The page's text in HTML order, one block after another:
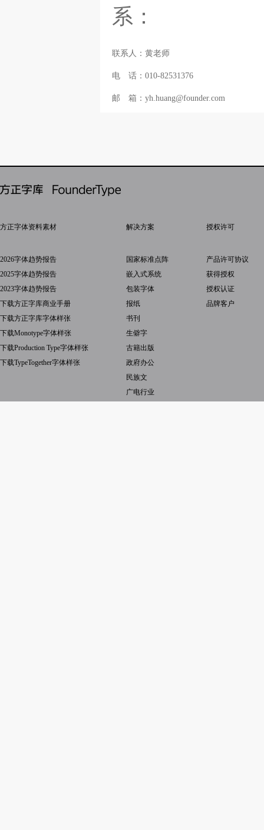
系：
联系人：黄老师
电 话：010-82531376
邮 箱：yh.huang@founder.com
方正字体资料素材
2026字体趋势报告
2025字体趋势报告
2023字体趋势报告
下载方正字库商业手册
下载方正字库字体样张
下载Monotype字体样张
下载Production Type字体样张
下载TypeTogether字体样张
解决方案
国家标准点阵
嵌入式系统
包装字体
报纸
书刊
生僻字
古籍出版
政府办公
民族文
广电行业
授权许可
产品许可协议
获得授权
授权认证
品牌客户